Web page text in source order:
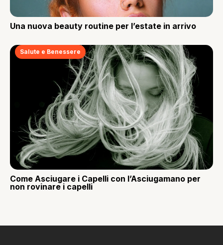
Una nuova beauty routine per l’estate in arrivo
Salute e Benessere
Come Asciugare i Capelli con l’Asciugamano per
non rovinare i capelli